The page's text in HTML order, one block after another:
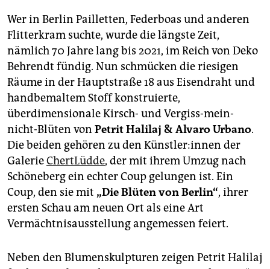
Wer in Berlin Pailletten, Federboas und anderen
Flitterkram suchte, wurde die längste Zeit,
nämlich 70 Jahre lang bis 2021, im Reich von Deko
Behrendt fündig. Nun schmücken die riesigen
Räume in der Hauptstraße 18 aus Eisendraht und
handbemaltem Stoff konstruierte,
überdimensionale Kirsch- und Vergiss-mein-
nicht-Blüten von Petrit Halilaj & Alvaro Urbano.
Die beiden gehören zu den Künst­le­r:in­nen der
GalerieChertLüdde, der mit ihrem Umzug nach
Schöneberg ein echter Coup gelungen ist. Ein
Coup, den sie mit „Die Blüten von Berlin“, ihrer
ersten Schau am neuen Ort als eine Art
Vermächtnisausstellung angemessen feiert.
Neben den Blumenskulpturen zeigen Petrit Halilaj